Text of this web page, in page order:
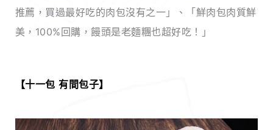
推薦，買過最好吃的肉包沒有之一」、「鮮肉包肉質鮮
美，100%回購，饅頭是老麵糰也超好吃！」
【十一包 有間包子】